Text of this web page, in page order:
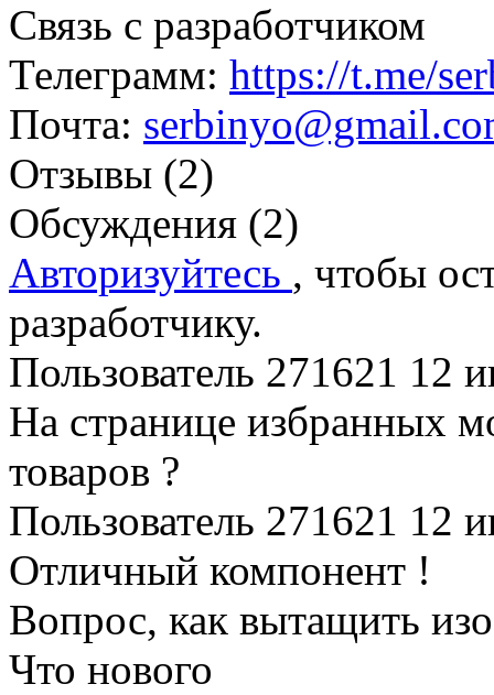
Связь с разработчиком
Телеграмм: https://t.me/
Почта:
Отзывы (2)
Обсуждения (2)
Авторизуйтесь , чтобы
разработчику.
Пользователь 271621 12
На странице избранных
товаров ?
Пользователь 271621 12
Отличный компонент !
Вопрос, как вытащить
Что нового